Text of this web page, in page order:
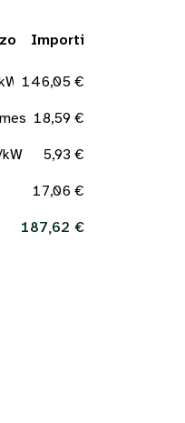
Importi
146,05 €
18,59 €
5,93 €
17,06 €
187,62 €